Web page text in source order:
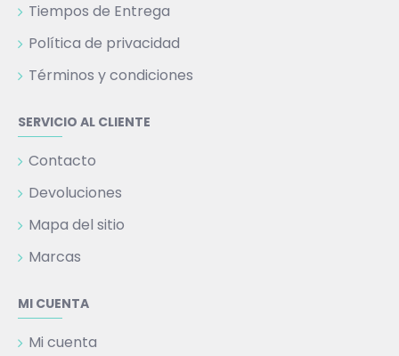
Tiempos de Entrega
Política de privacidad
Términos y condiciones
SERVICIO AL CLIENTE
Contacto
Devoluciones
Mapa del sitio
Marcas
MI CUENTA
Mi cuenta